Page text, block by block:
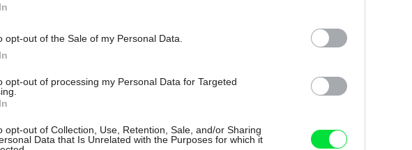
opt-out of the Sale of my Personal Data.
opt-out of processing my Personal Data for Targeted
opt-out of Collection, Use, Retention, Sale, and/or Sharing
Data that Is Unrelated with the Purposes for which it
vhodné okná. Vybrať si môžete
okná s hliníkovým rámom. Drevené